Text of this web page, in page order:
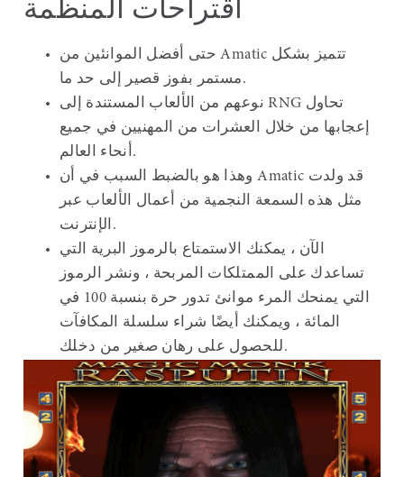
اقتراحات المنظمة
حتى أفضل الموانئين من Amatic تتميز بشكل
مستمر بفوز قصير إلى حد ما.
نوعهم من الألعاب المستندة إلى RNG تحاول
إعجابها من خلال العشرات من المهنيين في جميع
أنحاء العالم.
وهذا هو بالضبط السبب في أن Amatic قد ولدت
مثل هذه السمعة النجمية من أعمال الألعاب عبر
الإنترنت.
الآن ، يمكنك الاستمتاع بالرموز البرية التي
تساعدك على الممتلكات المربحة ، ونشر الرموز
التي يمنحك المرء موانئ تدور حرة بنسبة 100 في
المائة ، ويمكنك أيضًا شراء سلسلة المكافآت
للحصول على رهان صغير من دخلك.